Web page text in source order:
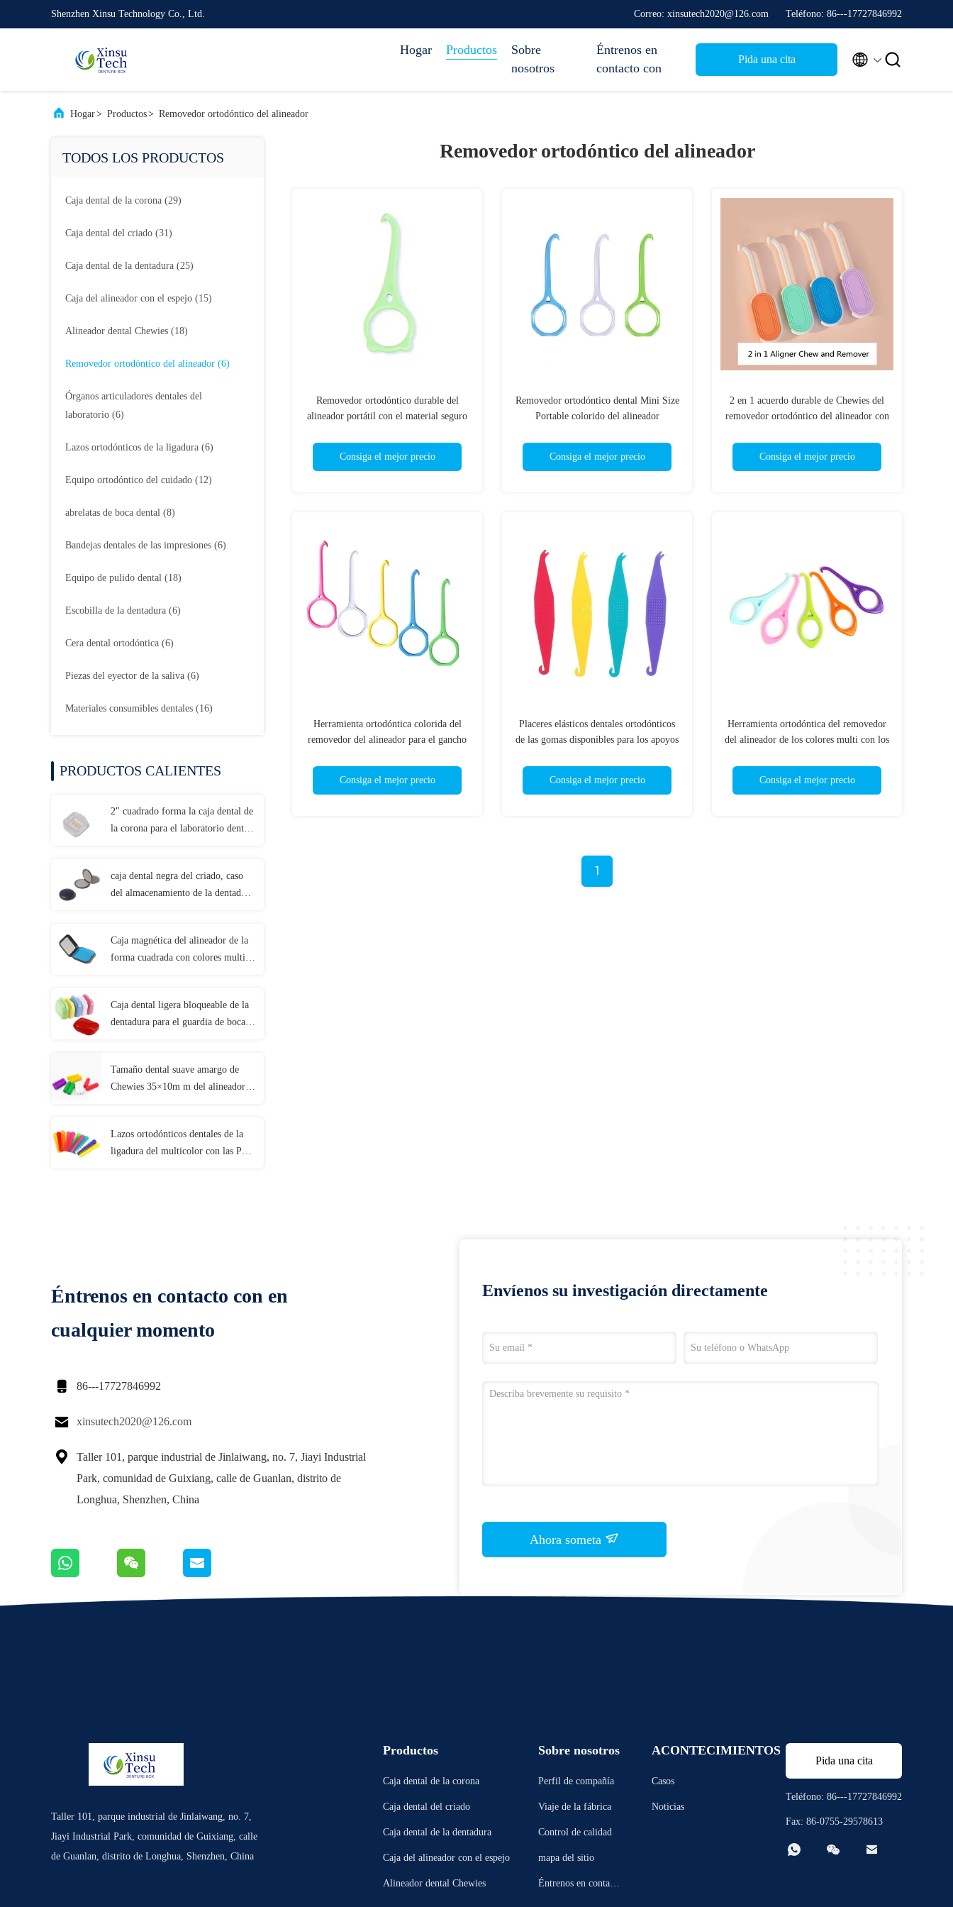
Shenzhen Xinsu Technology Co., Ltd. Correo: xinsutech2020@126.com Teléfono: 86---17727846992
Hogar Productos
Sobre
nosotros
Éntrenos en
contacto con
Pida una cita  
Hogar> Productos> Removedor ortodóntico del alineador
TODOS LOS PRODUCTOS
Caja dental de la corona (29)
Caja dental del criado (31)
Caja dental de la dentadura (25)
Caja del alineador con el espejo (15)
Alineador dental Chewies (18)
Removedor ortodóntico del alineador (6)
Órganos articuladores dentales del
laboratorio (6)
Lazos ortodónticos de la ligadura (6)
Equipo ortodóntico del cuidado (12)
abrelatas de boca dental (8)
Bandejas dentales de las impresiones (6)
Equipo de pulido dental (18)
Escobilla de la dentadura (6)
Cera dental ortodóntica (6)
Piezas del eyector de la saliva (6)
Materiales consumibles dentales (16)
PRODUCTOS CALIENTES
2" cuadrado forma la caja dental de
la corona para el laboratorio dental
caja dental negra del criado, caso
del almacenamiento de la dentadura
Caja magnética del alineador de la
forma cuadrada con colores multi
Caja dental ligera bloqueable de la
dentadura para el guardia de boca
Tamaño dental suave amargo de
Chewies 35×10m m del alineador
Lazos ortodónticos dentales de la
ligadura del multicolor con las PC
Removedor ortodóntico del alineador
Removedor ortodóntico durable del
alineador portátil con el material seguro
Consiga el mejor precio
Removedor ortodóntico dental Mini Size
Portable colorido del alineador
Consiga el mejor precio
2 en 1 acuerdo durable de Chewies del
removedor ortodóntico del alineador con
Consiga el mejor precio
Herramienta ortodóntica colorida del
removedor del alineador para el gancho
Consiga el mejor precio
Placeres elásticos dentales ortodónticos
de las gomas disponibles para los apoyos
Consiga el mejor precio
Herramienta ortodóntica del removedor
del alineador de los colores multi con los
Consiga el mejor precio
1
Éntrenos en contacto con en
cualquier momento
 86---17727846992
 xinsutech2020@126.com

Taller 101, parque industrial de Jinlaiwang, no. 7, Jiayi Industrial
Park, comunidad de Guixiang, calle de Guanlan, distrito de
Longhua, Shenzhen, China
Envíenos su investigación directamente
Ahora someta
Taller 101, parque industrial de Jinlaiwang, no. 7,
Jiayi Industrial Park, comunidad de Guixiang, calle
de Guanlan, distrito de Longhua, Shenzhen, China
Productos
Caja dental de la corona
Caja dental del criado
Caja dental de la dentadura
Caja del alineador con el espejo
Alineador dental Chewies
Sobre nosotros
Perfil de compañía
Viaje de la fábrica
Control de calidad
mapa del sitio
Éntrenos en contacto
ACONTECIMIENTOS
Casos
Noticias
Pida una cita
Teléfono: 86---17727846992
Fax: 86-0755-29578613
  